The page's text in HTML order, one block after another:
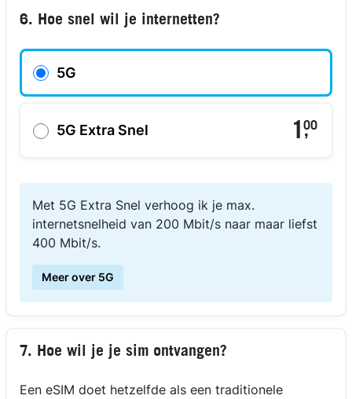
6. Hoe snel wil je internetten?
5G
5G Extra Snel 1 ,
00
Met 5G Extra Snel verhoog ik je max.
internetsnelheid van 200 Mbit/s naar maar liefst
400 Mbit/s.
Meer over 5G
7. Hoe wil je je sim ontvangen?
Een eSIM doet hetzelfde als een traditionele